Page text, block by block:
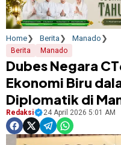
Home Berita Manado
Berita Manado
Dubes Negara
Ekonomi Biru
Diplomatik di
Redaksi 24 April 2026 5:01 AM